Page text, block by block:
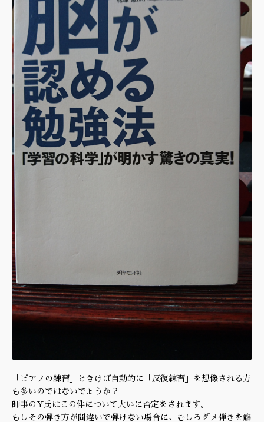
「ピアノの練習」ときけば自動的に「反復練習」を想像される方
も多いのではないでょうか？
師事のY氏はこの件について大いに否定をされます。
もしその弾き方が間違いで弾けない場合に、むしろダメ弾きを癖